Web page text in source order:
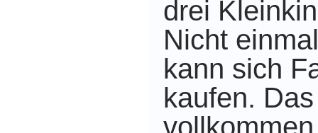
drei
Nicht
kann sich
kaufen.